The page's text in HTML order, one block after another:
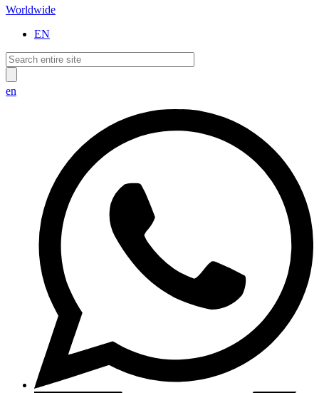
Worldwide
EN
en